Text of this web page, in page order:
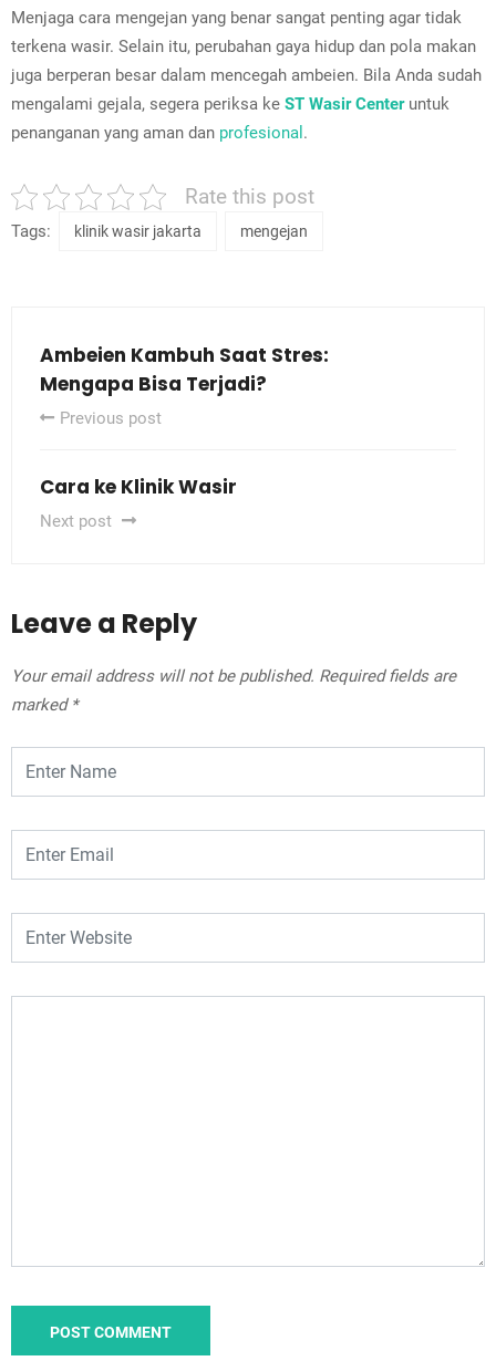
Menjaga cara mengejan yang benar sangat penting agar tidak
terkena wasir. Selain itu, perubahan gaya hidup dan pola makan
juga berperan besar dalam mencegah ambeien. Bila Anda sudah
mengalami gejala, segera periksa ke ST Wasir Centeruntuk
penanganan yang aman dan profesional .
Rate this post
Tags: klinik wasir jakarta mengejan
Ambeien Kambuh Saat Stres:
Mengapa Bisa Terjadi?
Previous post
Cara ke Klinik Wasir
Next post
Leave a Reply
Your email address will not be published. Required fields are
marked *